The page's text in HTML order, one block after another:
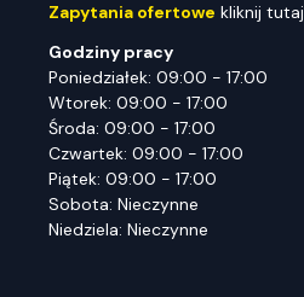
Zapytania ofertowe kliknij tutaj
Godziny pracy
Poniedziałek: 09:00 - 17:00
Wtorek: 09:00 - 17:00
Środa: 09:00 - 17:00
Czwartek: 09:00 - 17:00
Piątek: 09:00 - 17:00
Sobota: Nieczynne
Niedziela: Nieczynne